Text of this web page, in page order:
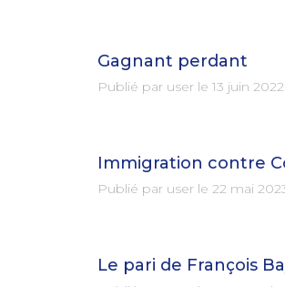
Gagnant perdant
Publié par user le 13 juin 2022
Immigration contre
Publié par user le 22 mai
Le pari de François